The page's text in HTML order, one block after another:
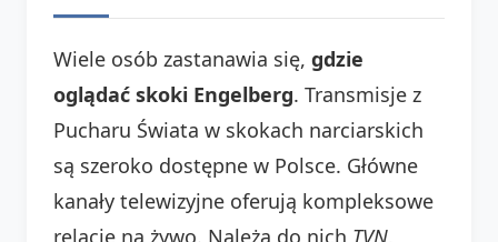
Wiele osób zastanawia się, gdzie
oglądać skoki Engelberg. Transmisje z
Pucharu Świata w skokach narciarskich
są szeroko dostępne w Polsce. Główne
kanały telewizyjne oferują kompleksowe
relacje na żywo. Należą do nich TVN,